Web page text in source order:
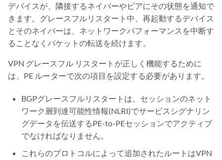
デバイスが、隣接するネイバーやピアにその状態を通知で
きます。グレースフルリスタート中、再起動するデバイス
とそのネイバーは、ネットワークパフォーマンスを中断す
ることなくパケットの転送を続けます。
VPN グレースフル リスタートが正しく機能するために
は、PE ルーターで次の項目を設定する必要があります。
BGPグレースフルリスタートは、セッションのネット
ワーク層到達可能性情報(NLRI)でサービスシグナリン
グデータを伝送するPE-to-PEセッションでアクティブ
でなければなりません。
これらのプロトコルによって追加されたルートはVPN